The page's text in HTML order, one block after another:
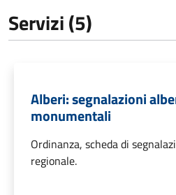
Servizi (5)
Alberi: segnalazioni
monumentali
Ordinanza, scheda di
regionale.